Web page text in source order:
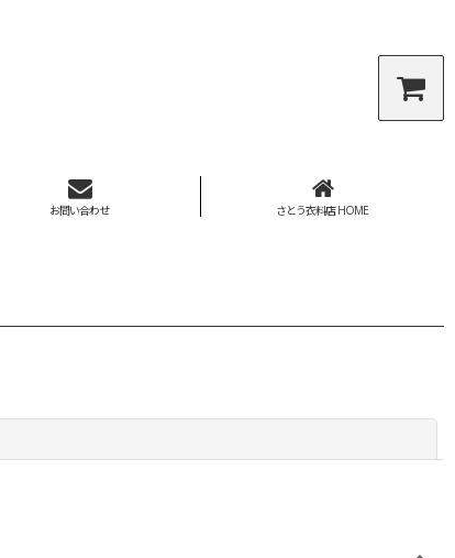
お問い合わせ さとう衣料店 HOME